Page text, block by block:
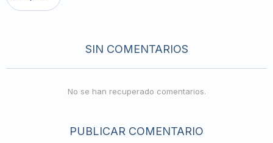
SIN COMENTARIOS
No se han recuperado comentarios.
PUBLICAR COMENTARIO